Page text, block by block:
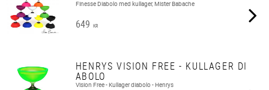
Finesse Diabolo med kullager, Mister Babache
649 KR
HENRYS VISION FREE - KULLAGER DI
ABOLO
Vision Free - Kullager diabolo - Henrys